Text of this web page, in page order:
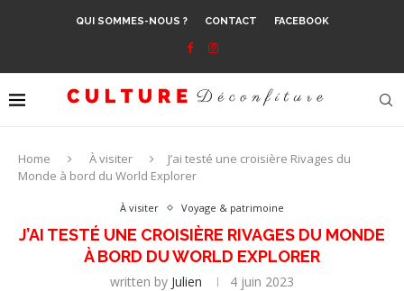
QUI SOMMES-NOUS ? CONTACT FACEBOOK
Home À visiter
J’ai testé une croisière Rivages du
Monde à bord du World Explorer
À visiter Voyage & patrimoine
J’AI TESTÉ UNE CROISIÈRE RIVAGES DU MONDE
À BORD DU WORLD EXPLORER
written by Julien 4 juin 2023